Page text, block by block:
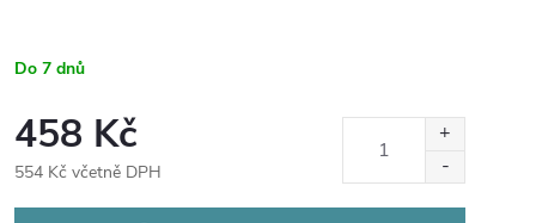
Do 7 dnů
458 Kč
554 Kč včetně DPH